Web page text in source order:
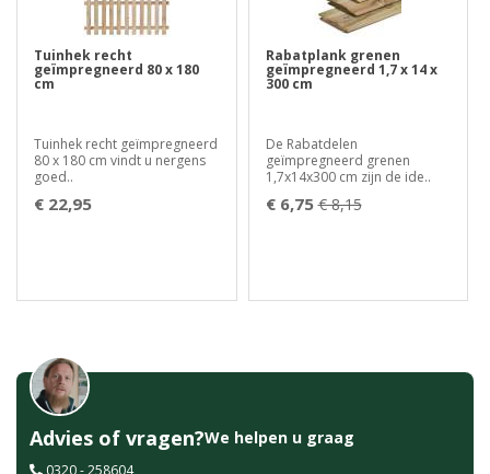
Tuinhek recht
geïmpregneerd 80 x 180
cm
Tuinhek recht geïmpregneerd
80 x 180 cm vindt u nergens
goed..
€ 22,95
Rabatplank grenen
geïmpregneerd 1,7 x 14 x
300 cm
De Rabatdelen
geïmpregneerd grenen
1,7x14x300 cm zijn de ide..
€ 6,75 € 8,15
Advies of vragen?We helpen u graag
0320 - 258604